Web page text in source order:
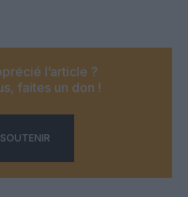
l’article ?
faites un don !